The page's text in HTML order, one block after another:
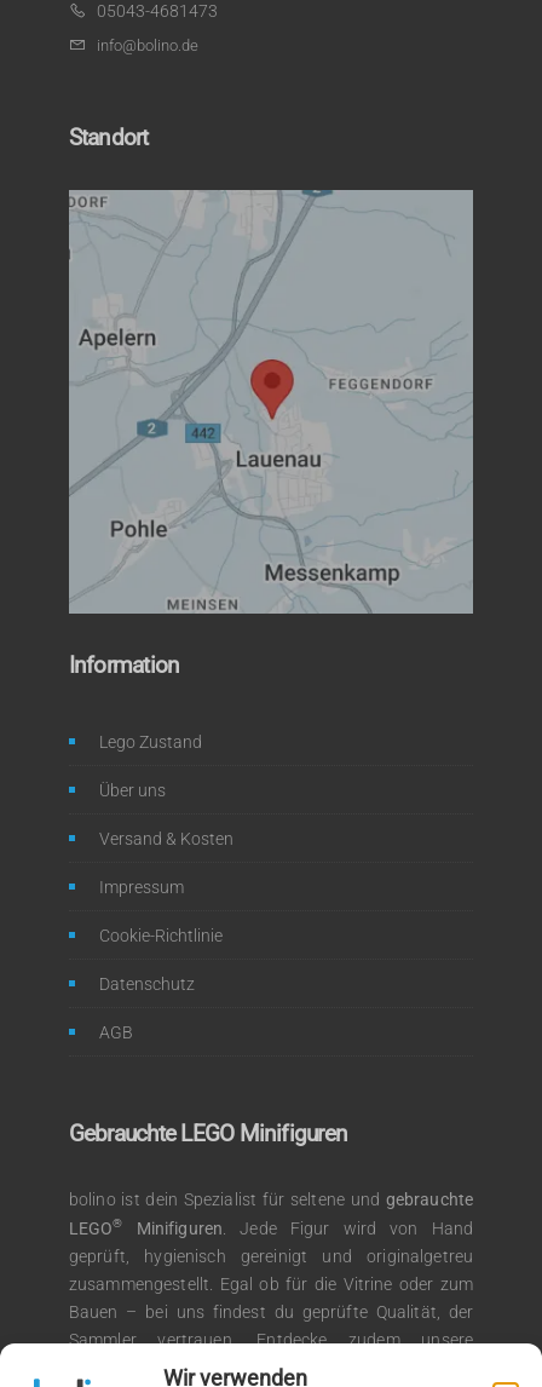
Wir verwenden
05043-4681473
info@bolino.de
Standort
Information
Lego Zustand
Über uns
Versand & Kosten
Impressum
Cookie-Richtlinie
Datenschutz
AGB
Gebrauchte LEGO Minifiguren
bolino ist dein Spezialist für seltene und gebrauchte
LEGO® Minifiguren. Jede Figur wird von Hand
geprüft, hygienisch gereinigt und originalgetreu
zusammengestellt. Egal ob für die Vitrine oder zum
Bauen – bei uns findest du geprüfte Qualität, der
Sammler vertrauen. Entdecke zudem unsere
Auswahl an LEGO Kiloware für kreative